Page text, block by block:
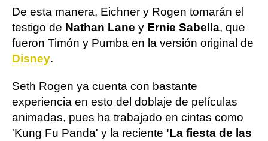
De esta manera, Eichner y Rogen tomarán el
testigo de Nathan Lane y Ernie Sabella, que
fueron Timón y Pumba en la versión original de
Disney.
Seth Rogen ya cuenta con bastante
experiencia en esto del doblaje de películas
animadas, pues ha trabajado en cintas como
'Kung Fu Panda' y la reciente 'La fiesta de las